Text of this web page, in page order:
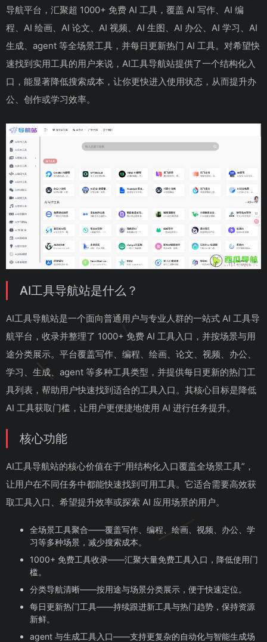
导航平台，汇聚超 1000+ 免费 AI 工具，覆盖 AI 写作、AI 编
程、AI 绘画、AI 论文、AI 视频、AI 生图、AI 办公、AI 学习、AI
生成、agent 等全场景工具，并每日更新热门 AI 工具。对希望快
速找到实用工具的用户来说，AI工具导航站提供了一个结构化入
口，能显著降低搜索成本，让你更快进入使用状态，从而提升办
公、创作或学习效率。
AI工具导航站是什么？
AI工具导航站是一个面向普通用户与专业人群的一站式 AI 工具导
航平台，收录并整理了 1000+ 免费 AI 工具入口，并按场景与用
途分类展示。平台覆盖写作、编程、绘画、论文、视频、办公、
学习、生成、agent 等多种工具类型，并提供每日更新的热门工
具列表，帮助用户快速找到适合的工具入口。其核心目标是降低
AI 工具获取门槛，让用户更便捷地使用 AI 进行任务提升。
核心功能
AI工具导航站的核心价值在于“用结构化入口覆盖全场景工具”，
让用户在不同任务中都能快速找到可用工具。它适合需要高效获
取工具入口、希望提升效率或探索 AI 应用场景的用户。
全场景工具聚合——覆盖写作、编程、绘画、视频、办公、学
习等多种场景，减少搜索成本。
1000+ 免费工具收录——汇聚大量免费工具入口，降低使用门
槛。
分类导航清晰——按用途与场景分类展示，便于快速定位。
每日更新热门工具——持续跟进新工具与热门趋势，保持资源
新鲜。
agent 与生成工具入口——支持更复杂的自动化与智能生成场